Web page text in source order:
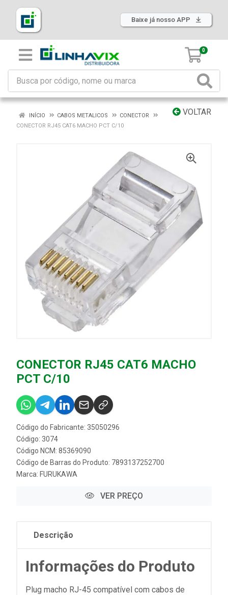
Baixe já nosso APP
0
VOLTAR
INÍCIO CABOS METALICOS
CONECTOR
CONECTOR RJ45 CAT6 MACHO PCT C/10
CONECTOR RJ45 CAT6 MACHO
PCT C/10
Código do Fabricante: 35050296
Código: 3074
Código NCM: 85369090
Código de Barras do Produto: 7893137252700
Marca: FURUKAWA
VER PREÇO
Descrição
Informações do Produto
Plug macho RJ-45 compatível com cabos de